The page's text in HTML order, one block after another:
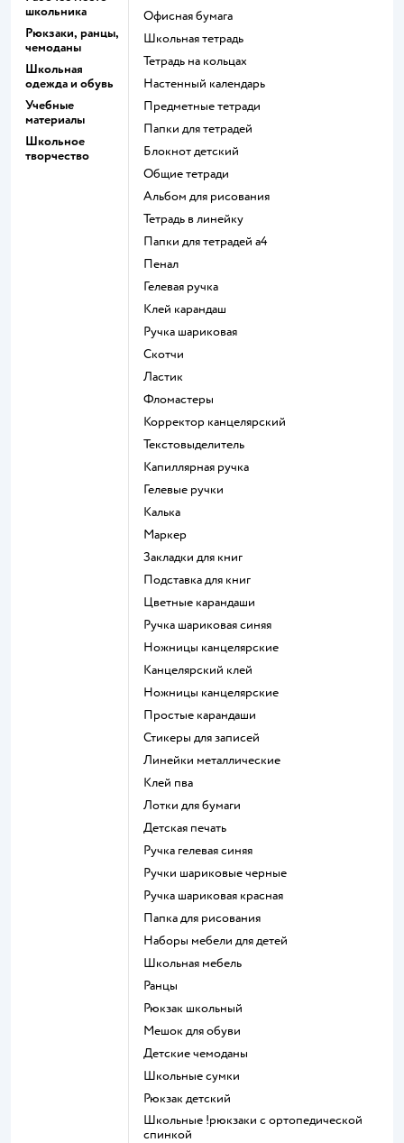
школьника
Рюкзаки, ранцы,
чемоданы
Школьная
одежда и обувь
Учебные
материалы
Школьное
творчество
Офисная бумага
Школьная тетрадь
Тетрадь на кольцах
Настенный календарь
Предметные тетради
Папки для тетрадей
Блокнот детский
Общие тетради
Альбом для рисования
Тетрадь в линейку
Папки для тетрадей а4
Пенал
Гелевая ручка
Клей карандаш
Ручка шариковая
Скотчи
Ластик
Фломастеры
Корректор канцелярский
Текстовыделитель
Капиллярная ручка
Гелевые ручки
Калька
Маркер
Закладки для книг
Подставка для книг
Цветные карандаши
Ручка шариковая синяя
Ножницы канцелярские
Канцелярский клей
Ножницы канцелярские
Простые карандаши
Стикеры для записей
Линейки металлические
Клей пва
Лотки для бумаги
Детская печать
Ручка гелевая синяя
Ручки шариковые черные
Ручка шариковая красная
Папка для рисования
Наборы мебели для детей
Школьная мебель
Ранцы
Рюкзак школьный
Мешок для обуви
Детские чемоданы
Школьные сумки
Рюкзак детский
Школьные !рюкзаки с ортопедической
спинкой